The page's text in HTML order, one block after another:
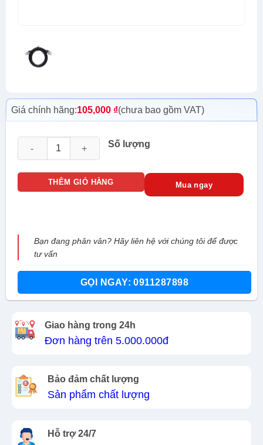
Giá chính hãng:105,000 ₫(chưa bao gồm VAT)
Số lượng
CÁP HDMI 15M số lượng
THÊM GIỎ HÀNG Mua ngay
Bạn đang phân vân? Hãy liên hệ với chúng tôi để được
tư vấn
GỌI NGAY: 0911287898
Giao hàng trong 24h
Đơn hàng trên 5.000.000đ
Bảo đảm chất lượng
Sản phẩm chất lượng
Hỗ trợ 24/7